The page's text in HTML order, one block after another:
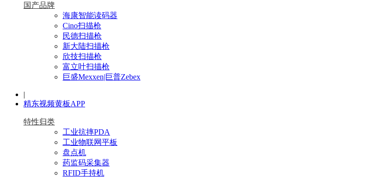
国产品牌
海康智能读码器
Cino扫描枪
民德扫描枪
新大陆扫描枪
欣技扫描枪
富立叶扫描枪
巨盛Mexxen|巨普Zebex
|
精东视频黄板APP
特性归类
工业抗摔PDA
工业物联网平板
盘点机
药监码采集器
RFID手持机